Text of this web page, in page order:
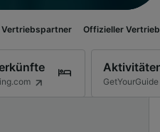
Offizieller Vertriebspartner
GetYourGuide